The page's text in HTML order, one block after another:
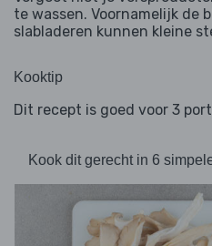
te wassen. Voornamelijk de
slabladeren kunnen kleine
Kooktip
Dit recept is goed voor 3
Kook dit gerecht in 6